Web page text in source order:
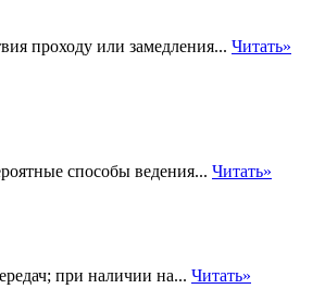
проходу или замедления... Читать»
способы ведения... Читать»
при наличии на... Читать»